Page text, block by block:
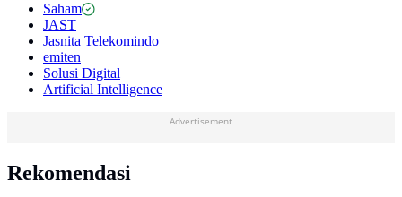
Saham
JAST
Jasnita Telekomindo
emiten
Solusi Digital
Artificial Intelligence
Advertisement
Rekomendasi